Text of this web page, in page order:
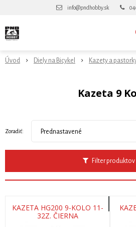
info@pndhobby.sk
Úvod Diely na Bicykel Kazety a
Kazeta 9
Filter produktov
Zoradiť: Prednastavené
KAZETA HG200 9-KOLO 11-
32Z. ČIERNA